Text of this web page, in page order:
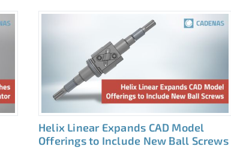
Helix Linear Expands CAD Model
Offerings to Include New Ball Screws